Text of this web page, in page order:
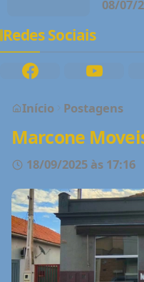
08/07/
Redes Sociais
Início Postagens
Marcone
18/09/2025 às 17:16